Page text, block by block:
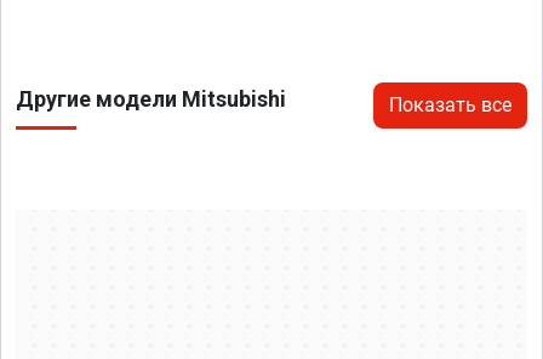
Другие модели Mitsubishi Показать все